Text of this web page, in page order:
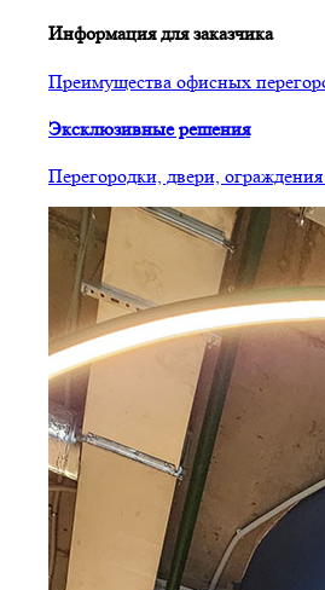
Информация для заказчика
Преимущества офисных
Эксклюзивные решения
Перегородки, двери,